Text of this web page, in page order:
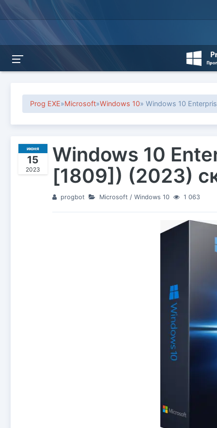
Prog EXE»Microsoft»Windows 10» Windows 10
июня
15
2023
Windows 10
[1809]) (2023)
progbot Microsoft / Windows 10 1 063